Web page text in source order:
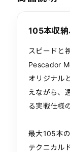
105本収納
スピードと
Pescador
オリジナル
えながら、
る実戦仕様
最大105本
テクニカル